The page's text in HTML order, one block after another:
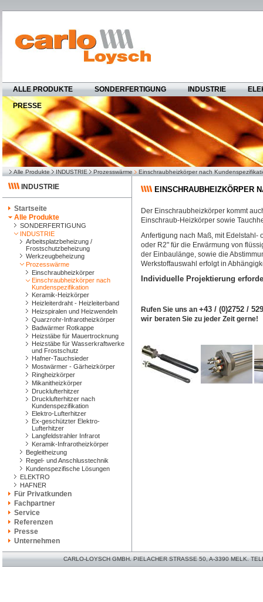
ALLE PRODUKTE SONDERFERTIGUNG INDUSTRIE
PRESSE
Alle Produkte INDUSTRIE Prozesswärme Einschraubheizkörper nach
INDUSTRIE
Startseite
Alle Produkte
SONDERFERTIGUNG
INDUSTRIE
Arbeitsplatzbeheizung /
Frostschutzbeheizung
Werkzeugbeheizung
Prozesswärme
Einschraubheizkörper
Einschraubheizkörper nach
Kundenspezifikation
Keramik-Heizkörper
Heizleiterdraht - Heizleiterband
Heizspiralen und Heizwendeln
Quarzrohr-Infrarotheizkörper
Badwärmer Rotkappe
Heizstäbe für Mauertrocknung
Heizstäbe für Wasserkraftwerke
und Frostschutz
Hafner-Tauchsieder
Mostwärmer - Gärheizkörper
Ringheizkörper
Mikanitheizkörper
Drucklufterhitzer
Drucklufterhitzer nach
Kundenspezifikation
Elektro-Lufterhitzer
Ex-geschützter Elektro-
Lufterhitzer
Langfeldstrahler Infrarot
Keramik-Infrarotheizkörper
Begleitheizung
Regel- und Anschlusstechnik
Kundenspezifische Lösungen
ELEKTRO
HAFNER
Für Privatkunden
Fachpartner
Service
Referenzen
Presse
Unternehmen
EINSCHRAUBHEIZKÖRPER
Der Einschraubheizkörper kommt
Einschraub-Heizkörper sowie
Anfertigung nach Maß, mit Edelstahl-
oder R2" für die Erwärmung von
der Einbaulänge, sowie die
Werkstoffauswahl erfolgt in
Individuelle Projektierung
Rufen Sie uns an +43 / (0)2752 /
wir beraten Sie zu jeder Zeit gerne!
CARLO-LOYSCH GMBH. PIELACHER STRASSE 50, A-3390 MELK.